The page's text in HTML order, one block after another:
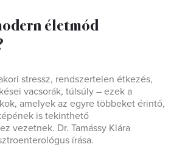
életmód
stressz, rendszertelen étkezés,
vacsorák, túlsúly – ezek a
amelyek az egyre többeket érintő,
is tekinthető
vezetnek. Dr. Tamássy Klára
írása.